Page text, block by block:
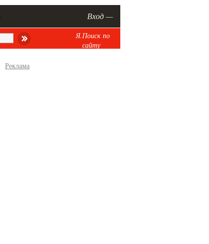
Вход —
Я.Поиск по
сайту
Реклама